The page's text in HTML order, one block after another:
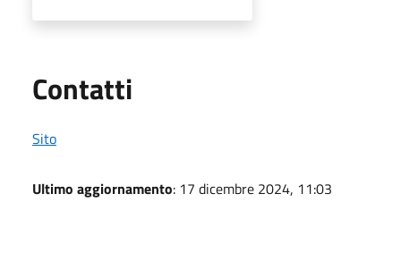
Contatti
Sito
Ultimo aggiornamento: 17 dicembre 2024, 11:03